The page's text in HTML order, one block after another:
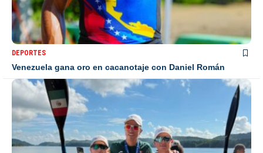
DEPORTES
Venezuela gana oro en cacanotaje con Daniel Román